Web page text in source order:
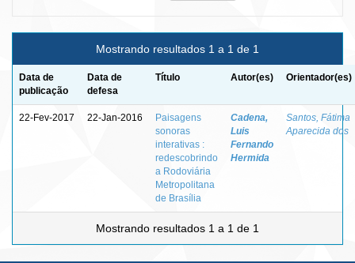
Mostrando resultados 1 a 1 de 1
Data de
publicação
Data de
defesa
Título Autor(es) Orientador(es)
22-Fev-2017 22-Jan-2016
Paisagens
sonoras
interativas :
redescobrindo
a Rodoviária
Metropolitana
de Brasília
Cadena,
Luis
Fernando
Hermida
Santos, Fátima
Aparecida dos
Mostrando resultados 1 a 1 de 1